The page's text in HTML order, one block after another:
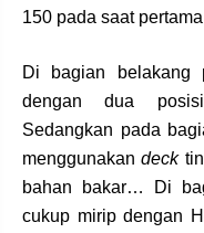
150 pada saat
Di bagian belakang
dengan dua
Sedangkan pada
menggunakandeck
bahan bakar… Di
cukup mirip dengan